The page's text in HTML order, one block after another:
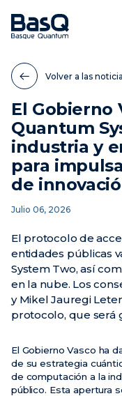
Volver a las
El Gobierno
Quantum
industria y
para
de
Julio 06, 2026
El protocolo de
entidades públicas
System Two, así
en la nube. Los
y Mikel Jauregi
protocolo, que será
El Gobierno Vasco ha
de su estrategia
de computación a la
público. Esta apertura